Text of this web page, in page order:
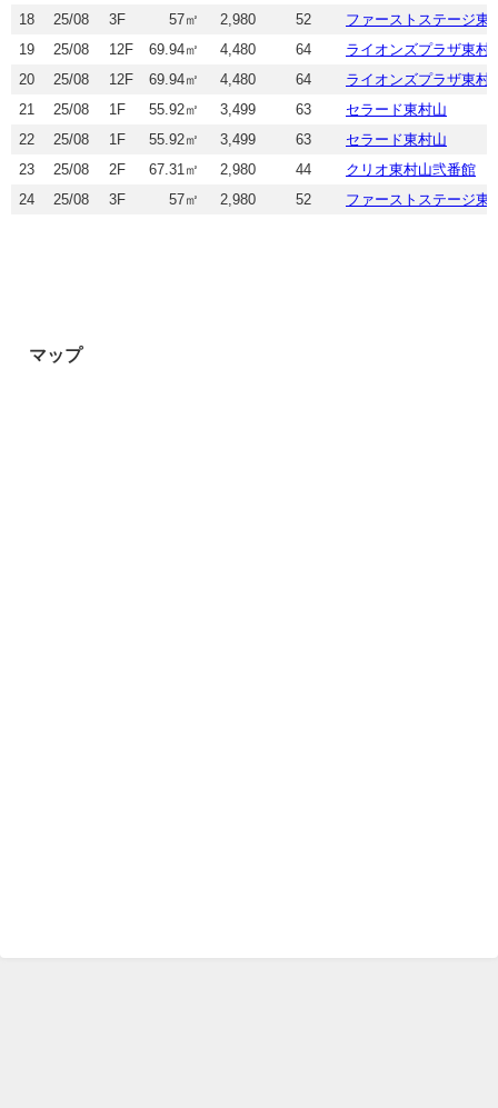
18 25/08 3F 57㎡ 2,980 52 ファーストステージ東
19 25/08 12F 69.94㎡ 4,480 64 ライオンズプラザ東村
20 25/08 12F 69.94㎡ 4,480 64 ライオンズプラザ東村
21 25/08 1F 55.92㎡ 3,499 63 セラード東村山
22 25/08 1F 55.92㎡ 3,499 63 セラード東村山
23 25/08 2F 67.31㎡ 2,980 44 クリオ東村山弐番館
24 25/08 3F 57㎡ 2,980 52 ファーストステージ東
マップ